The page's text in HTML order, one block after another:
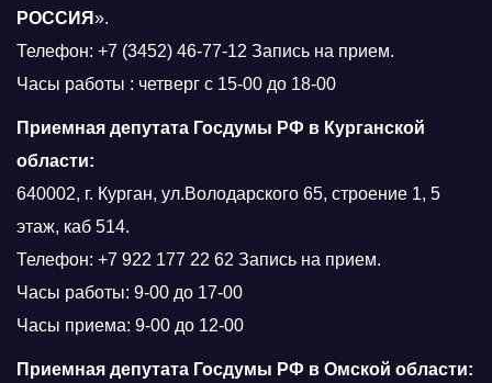
РОССИЯ».
Телефон: +7 (3452) 46-77-12 Запись на прием.
Часы работы : четверг с 15-00 до 18-00
Приемная депутата Госдумы РФ в Курганской
области:
640002, г. Курган, ул.Володарского 65, строение 1, 5
этаж, каб 514.
Телефон: +7 922 177 22 62 Запись на прием.
Часы работы: 9-00 до 17-00
Часы приема: 9-00 до 12-00
Приемная депутата Госдумы РФ в Омской области: